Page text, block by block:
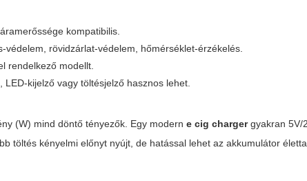
kompatibilis.
rövidzárlat-védelem, hőmérséklet-érzékelés.
rendelkező modellt.
kijelző vagy töltésjelző hasznos lehet.
(W) mind döntő tényezők. Egy moderne cig chargergyakran 5V/
töltés kényelmi előnyt nyújt, de hatással lehet az akkumulátor